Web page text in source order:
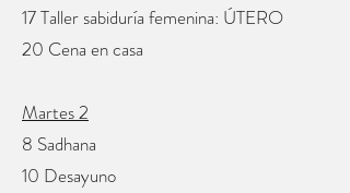
17 Taller sabiduría femenina: ÚTERO
20 Cena en casa
Martes 2
8 Sadhana
10 Desayuno